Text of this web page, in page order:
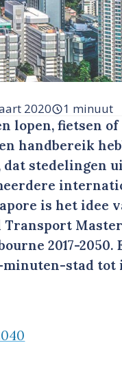
2020 1 minuut
lopen, fietsen
handbereik
dat stedelingen
is het idee
2017-2050.
minuten-stad tot